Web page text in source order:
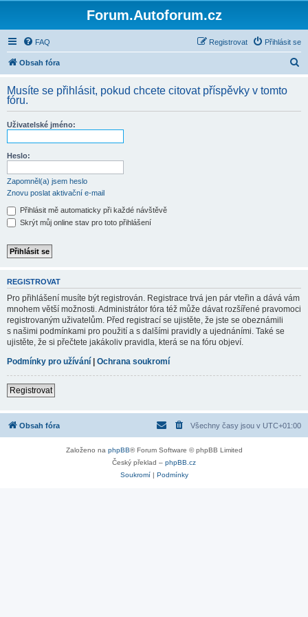
Forum.Autoforum.cz
FAQ Přihlásit se
Registrovat
Obsah fóra
d
Musíte se přihlásit, pokud chcete citovat příspěvky v tomto
fóru.
Uživatelské jméno:
Heslo:
Zapomněl(a) jsem heslo
Znovu poslat aktivační e-mail
Přihlásit mě automaticky při každé návštěvě
Skrýt můj online stav pro toto přihlášení
REGISTROVAT
Pro přihlášení musíte být registrován. Registrace trvá jen pár vteřin a dává vám
mnohem větší možnosti. Administrátor fóra též může dávat rozšířené pravomoci
registrovaným uživatelům. Před registrací se ujistěte, že jste se obeznámili
s našimi podmínkami pro použití a s dalšími pravidly a ujednáními. Také se
ujistěte, že si přečtete jakákoliv pravidla, která se na fóru objeví.
Podmínky pro užívání | Ochrana soukromí
Registrovat
Obsah fóra Všechny časy jsou v UTC+01:00
Založeno na phpBB® Forum Software © phpBB Limited
Český překlad – phpBB.cz
Soukromí| Podmínky